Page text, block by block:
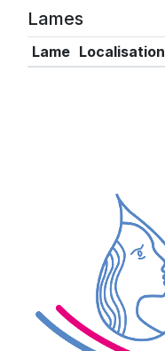
Lames
Lame Localisation